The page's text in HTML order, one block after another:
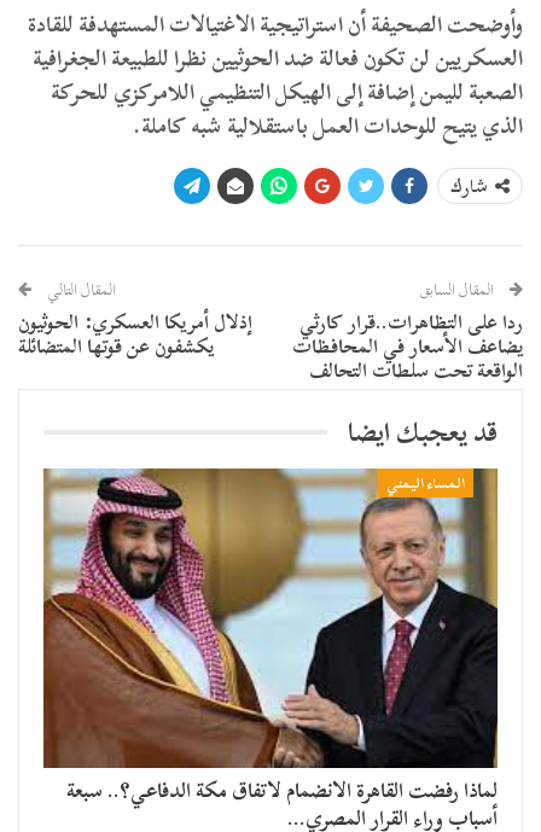
وأوضحت الصحيفة أن استراتيجية الاغتيالات المستهدفة للقادة
العسكريين لن تكون فعالة ضد الحوثيين نظرا للطبيعة الجغرافية
الصعبة لليمن إضافة إلى الهيكل التنظيمي اللامركزي للحركة
الذي يتيح للوحدات العمل باستقلالية شبه كاملة.
شارك
المقال السابق
ردا على التظاهرات..قرار كارثي
يضاعف الأسعار في المحافظات
الواقعة تحت سلطات التحالف
المقال التالي
إذلال أمريكا العسكري: الحوثيون
يكشفون عن قوتها المتضائلة
قد يعجبك ايضا
المساء اليمني
لماذا رفضت القاهرة الانضمام لاتفاق مكة الدفاعي؟.. سبعة
أسباب وراء القرار المصري…